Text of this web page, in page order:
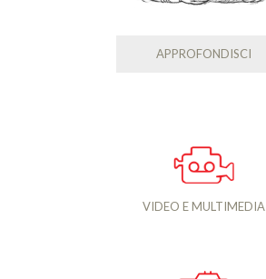
APPROFONDISCI
VIDEO E MULTIMEDIA